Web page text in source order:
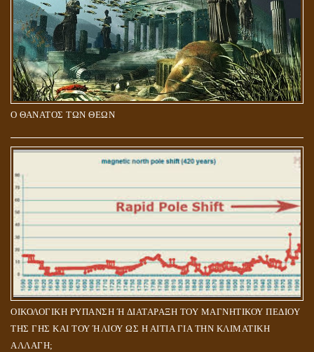
Ο ΘΑΝΑΤΟΣ ΤΩΝ ΘΕΩΝ
ΟΙΚΟΛΟΓΙΚΗ ΡΥΠΑΝΣΗ Ή ΔΙΑΤΑΡΑΞΗ ΤΟΥ ΜΑΓΝΗΤΙΚΟΥ ΠΕΔΙΟΥ
ΤΗΣ ΓΗΣ ΚΑΙ ΤΟΥ ΉΛΙΟΥ ΩΣ Η ΑΙΤΙΑ ΓΙΑ ΤΗΝ ΚΛΙΜΑΤΙΚΗ
ΑΛΛΑΓΗ;